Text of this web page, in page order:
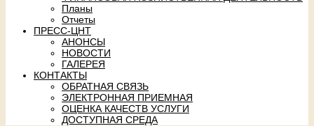
Планы
Отчеты
ПРЕСС-ЦНТ
АНОНСЫ
НОВОСТИ
ГАЛЕРЕЯ
КОНТАКТЫ
ОБРАТНАЯ СВЯЗЬ
ЭЛЕКТРОННАЯ ПРИЕМНАЯ
ОЦЕНКА КАЧЕСТВ УСЛУГИ
ДОСТУПНАЯ СРЕДА